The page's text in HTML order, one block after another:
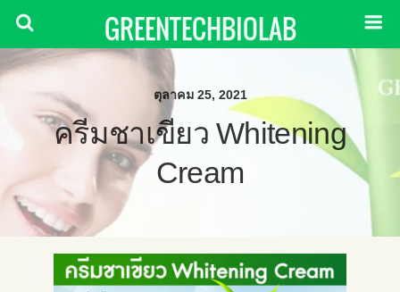
GREENTECHBIOLAB
ตุลาคม 25, 2021
ครีมชาเขียว Whitening
Cream